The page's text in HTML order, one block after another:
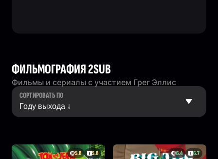
ФИЛЬМОГРАФИЯ 2SUB
Фильмы и сериалы с участием Грег Эллис
СОРТИРОВАТЬ ПО
5.8 5.8 6.4 6.7